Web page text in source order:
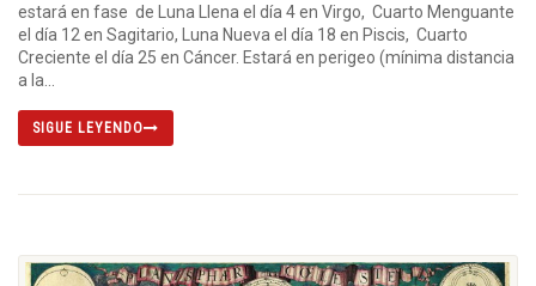
estará en fase de Luna Llena el día 4 en Virgo, Cuarto Menguante
el día 12 en Sagitario, Luna Nueva el día 18 en Piscis, Cuarto
Creciente el día 25 en Cáncer. Estará en perigeo (mínima distancia
a la...
SIGUE LEYENDO